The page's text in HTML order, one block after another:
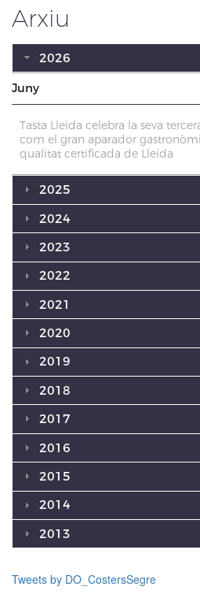
Arxiu
2026
Juny
Tasta Lleida celebra la seva
com el gran aparador
qualitat certificada de Lleida
2025
2024
2023
2022
2021
2020
2019
2018
2017
2016
2015
2014
2013
Tweets by DO_CostersSegre